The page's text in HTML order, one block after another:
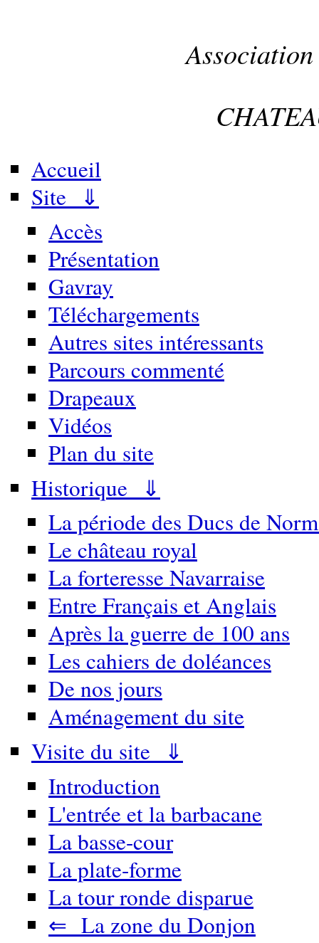
Association
Accueil
Site ⇓
Accès
Présentation
Gavray
Téléchargements
Autres sites intéressants
Parcours commenté
Drapeaux
Vidéos
Plan du site
Historique ⇓
La période des Ducs de
Le château royal
La forteresse Navarraise
Entre Français et Anglais
Après la guerre de 100 ans
Les cahiers de doléances
De nos jours
Aménagement du site
Visite du site ⇓
Introduction
L'entrée et la barbacane
La basse-cour
La plate-forme
La tour ronde disparue
⇐ La zone du Donjon